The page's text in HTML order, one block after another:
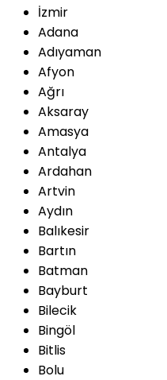
İzmir
Adana
Adıyaman
Afyon
Ağrı
Aksaray
Amasya
Antalya
Ardahan
Artvin
Aydın
Balıkesir
Bartın
Batman
Bayburt
Bilecik
Bingöl
Bitlis
Bolu